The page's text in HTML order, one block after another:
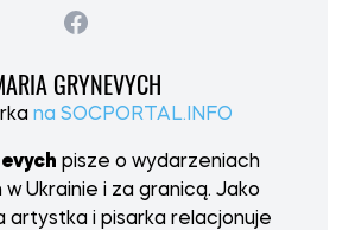
GRYNEVYCH
na SOCPORTAL.INFO
pisze o wydarzeniach
w Ukrainie i za granicą. Jako
artystka i pisarka relacjonuje